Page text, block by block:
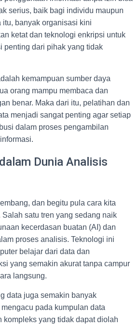
serius, baik bagi individu maupun
itu, banyak organisasi kini
ketat dan teknologi enkripsi untuk
penting dari pihak yang tidak
kemampuan sumber daya
orang mampu membaca dan
benar. Maka dari itu, pelatihan dan
menjadi sangat penting agar setiap
dalam proses pengambilan
Dunia Analisis
dan begitu pula cara kita
Salah satu tren yang sedang naik
kecerdasan buatan (AI) dan
proses analisis. Teknologi ini
belajar dari data dan
yang semakin akurat tanpa campur
langsung.
data juga semakin banyak
pada kumpulan data
kompleks yang tidak dapat diolah